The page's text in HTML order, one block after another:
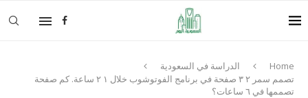
Home
الدراسة في السعودية
تصمم سمر ٢ ٣ صفحة في برنامج الفوتوشوب خلال ١ ٢ ساعة. كم صفحة
تصممها في ٦ ساعات؟